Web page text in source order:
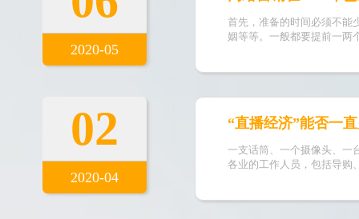
2020-05
首先，准备的时间必须不能
姻等等。一般都要提前一两
02
2020-04
“直播经济”能否一
一支话筒、一个摄像头、一
各业的工作人员，包括导购